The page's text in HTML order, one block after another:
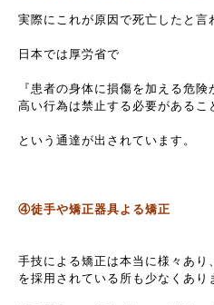
実際にこれが原因で死亡したと言
日本では厚労省で
『患者の身体に損傷を加える危
高い行為は禁止する必要があるこ
という通達が出されています。
④徒手や矯正器具よる矯正
手技による矯正は本当に様々あ
を採用されている所も少なくあり